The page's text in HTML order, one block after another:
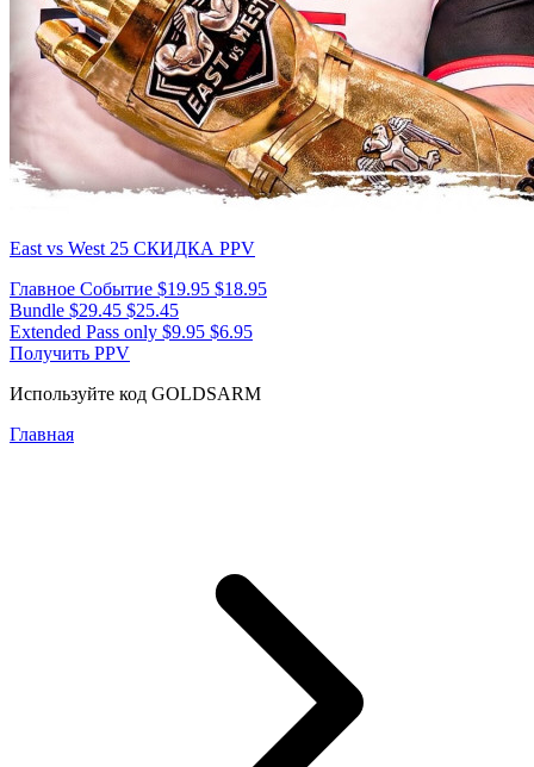
East vs West 25 СКИДКА PPV
Главное Событие $19.95 $18.95
Bundle $29.45 $25.45
Extended Pass only $9.95 $6.95
Получить PPV
Используйте код GOLDSARM
Главная